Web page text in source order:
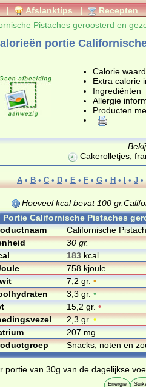
| Afslanktips | Recepten
Pistaches geroosterd en
portie
Calorie
Extra calorie
Ingrediënten
Allergie
Producten
Cakerolletjes,
A • B • C • D • E • F • G • H • I • J •
Hoeveel kcal bevat 100
Portie Californische Pistaches
Californische
30 gr.
183 kcal
758 kjoule
7,2 gr. •
3,3 gr.•
15,2 gr. •
2,3 gr.•
207 mg.
Snacks, noten en
portie van 30g van de dagelijkse
Energie